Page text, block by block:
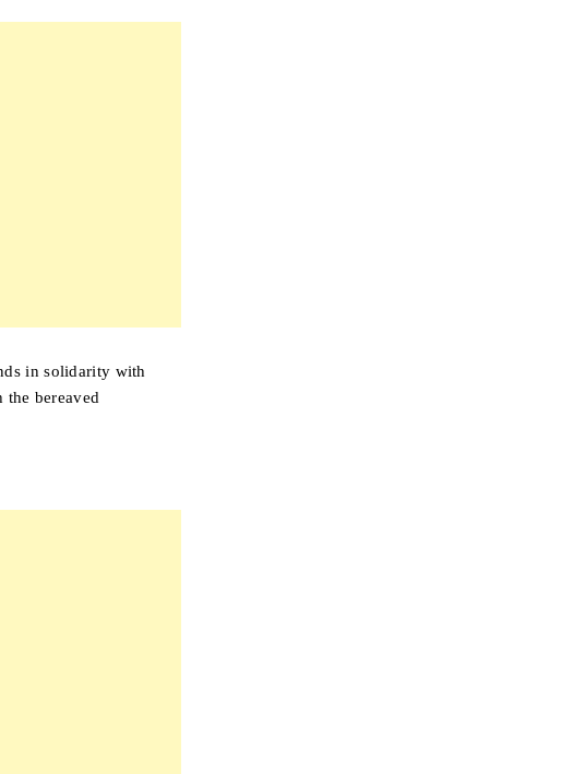
in solidarity with
the bereaved